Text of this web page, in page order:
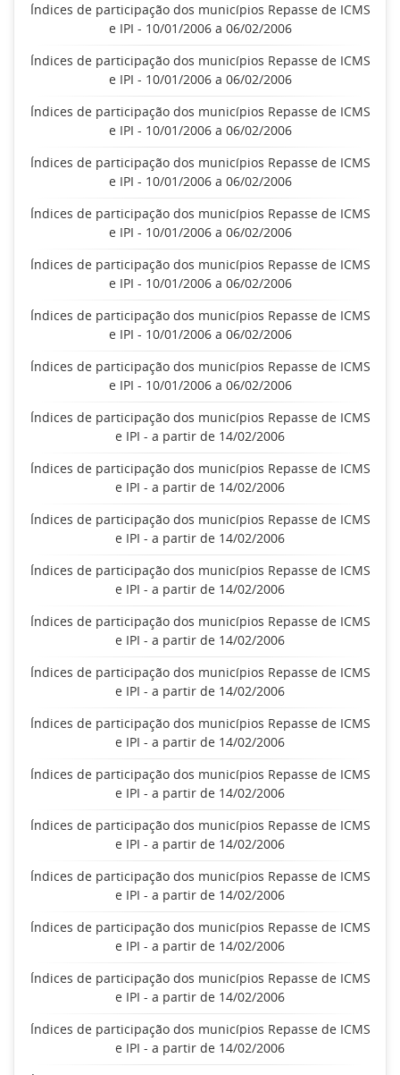
Índices de participação dos municípios Repasse de ICMS
e IPI - 10/01/2006 a 06/02/2006
Índices de participação dos municípios Repasse de ICMS
e IPI - 10/01/2006 a 06/02/2006
Índices de participação dos municípios Repasse de ICMS
e IPI - 10/01/2006 a 06/02/2006
Índices de participação dos municípios Repasse de ICMS
e IPI - 10/01/2006 a 06/02/2006
Índices de participação dos municípios Repasse de ICMS
e IPI - 10/01/2006 a 06/02/2006
Índices de participação dos municípios Repasse de ICMS
e IPI - 10/01/2006 a 06/02/2006
Índices de participação dos municípios Repasse de ICMS
e IPI - 10/01/2006 a 06/02/2006
Índices de participação dos municípios Repasse de ICMS
e IPI - 10/01/2006 a 06/02/2006
Índices de participação dos municípios Repasse de ICMS
e IPI - a partir de 14/02/2006
Índices de participação dos municípios Repasse de ICMS
e IPI - a partir de 14/02/2006
Índices de participação dos municípios Repasse de ICMS
e IPI - a partir de 14/02/2006
Índices de participação dos municípios Repasse de ICMS
e IPI - a partir de 14/02/2006
Índices de participação dos municípios Repasse de ICMS
e IPI - a partir de 14/02/2006
Índices de participação dos municípios Repasse de ICMS
e IPI - a partir de 14/02/2006
Índices de participação dos municípios Repasse de ICMS
e IPI - a partir de 14/02/2006
Índices de participação dos municípios Repasse de ICMS
e IPI - a partir de 14/02/2006
Índices de participação dos municípios Repasse de ICMS
e IPI - a partir de 14/02/2006
Índices de participação dos municípios Repasse de ICMS
e IPI - a partir de 14/02/2006
Índices de participação dos municípios Repasse de ICMS
e IPI - a partir de 14/02/2006
Índices de participação dos municípios Repasse de ICMS
e IPI - a partir de 14/02/2006
Índices de participação dos municípios Repasse de ICMS
e IPI - a partir de 14/02/2006